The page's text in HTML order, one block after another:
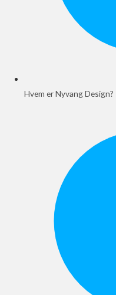
Hvem er Nyvang Design?